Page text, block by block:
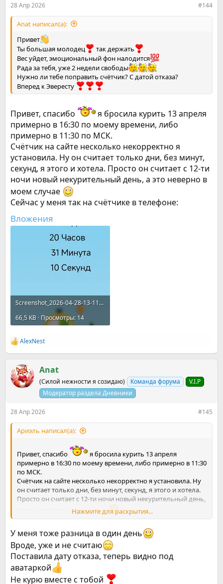
28 Апр 2026 #144
Anat написал(а):
Привет
Ты большая молодец
так держать
Вес уйдет, эмоциональный фон налодится
Рада за тебя, уже 2 недели свободы
Нужно ли тебе поправить счётчик? С датой отказа?
Вперед к Эвересту
Привет, спасибо
я бросила курить 13 апреля
примерно в 16:30 по моему времени, либо
примерно в 11:30 по МСК.
Счётчик на сайте несколько некорректно я
установила. Ну он считает только дни, без минут,
секунд, я этого и хотела. Просто он считает с 12-ти
ночи новый некурительный день, а это неверно в
моем случае
Сейчас у меня так на счётчике в телефоне:
Вложения
Screenshot_2026-04-28-13-11-10-445_com.portablepixels.smokefree.webp
66,5 KB · Просмотры: 14
Р
е
к
ц
и
AlexNest
Anat
(Силой нежности я созидаю) Команда форума
V.I.P
Модератор раздела Дневники
28 Апр 2026 #145
Ариэль написал(а):
Привет, спасибо
я бросила курить 13 апреля
примерно в 16:30 по моему времени, либо примерно в 11:30
по МСК.
Счётчик на сайте несколько некорректно я установила. Ну
он считает только дни, без минут, секунд, я этого и хотела.
Просто он считает с 12-ти ночи новый некурительный день,
а это неверно в моем случае
Сейчас у меня так на счётчике в телефоне:
Нажмите для раскрытия...
У меня тоже разница в один день
Вроде, уже и не считаю
Поставила дату отказа, теперь видно под
аватаркой
Не курю вместе с тобой